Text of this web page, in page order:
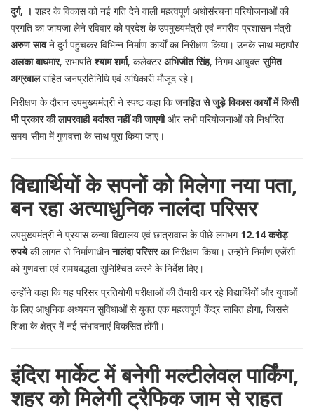
दुर्ग, । शहर के विकास को नई गति देने वाली महत्वपूर्ण अधोसंरचना परियोजनाओं की
प्रगति का जायजा लेने रविवार को प्रदेश के उपमुख्यमंत्री एवं नगरीय प्रशासन मंत्री
अरुण सावने दुर्ग पहुंचकर विभिन्न निर्माण कार्यों का निरीक्षण किया। उनके साथ महापौर
अलका बाघमार, सभापतिश्याम शर्मा, कलेक्टरअभिजीत सिंह, निगम आयुक्तसुमित
अग्रवालसहित जनप्रतिनिधि एवं अधिकारी मौजूद रहे।
निरीक्षण के दौरान उपमुख्यमंत्री ने स्पष्ट कहा किजनहित से जुड़े विकास कार्यों में किसी
भी प्रकार की लापरवाही बर्दाश्त नहीं की जाएगीऔर सभी परियोजनाओं को निर्धारित
समय-सीमा में गुणवत्ता के साथ पूरा किया जाए।
विद्यार्थियों के सपनों को मिलेगा नया पता,
बन रहा अत्याधुनिक नालंदा परिसर
उपमुख्यमंत्री ने प्रयास कन्या विद्यालय एवं छात्रावास के पीछे लगभग 12.14 करोड़
रुपयेकी लागत से निर्माणाधीननालंदा परिसरका निरीक्षण किया। उन्होंने निर्माण एजेंसी
को गुणवत्ता एवं समयबद्धता सुनिश्चित करने के निर्देश दिए।
उन्होंने कहा कि यह परिसर प्रतियोगी परीक्षाओं की तैयारी कर रहे विद्यार्थियों और युवाओं
के लिए आधुनिक अध्ययन सुविधाओं से युक्त एक महत्वपूर्ण केंद्र साबित होगा, जिससे
शिक्षा के क्षेत्र में नई संभावनाएं विकसित होंगी।
इंदिरा मार्केट में बनेगी मल्टीलेवल पार्किंग,
शहर को मिलेगी ट्रैफिक जाम से राहत